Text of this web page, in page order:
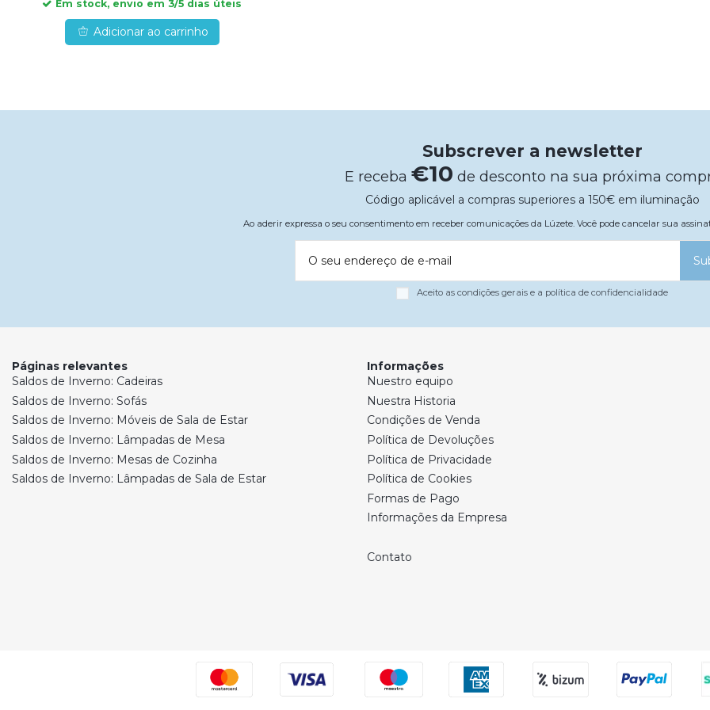
Em stock, envio em 3/5 dias úteis
Adicionar ao carrinho
Subscrever a newsletter
E receba €10 de desconto na sua próxima
Código aplicável a compras superiores a 150€ em iluminação
Ao aderir expressa o seu consentimento em receber comunicações da Lúzete. Você pode cancelar sua
O seu endereço de e-mail
Aceito as condições gerais e a política de confidencialidade
Páginas relevantes
Saldos de Inverno: Cadeiras
Saldos de Inverno: Sofás
Saldos de Inverno: Móveis de Sala de Estar
Saldos de Inverno: Lâmpadas de Mesa
Saldos de Inverno: Mesas de Cozinha
Saldos de Inverno: Lâmpadas de Sala de Estar
Informações
Nuestro equipo
Nuestra Historia
Condições de Venda
Política de Devoluções
Política de Privacidade
Política de Cookies
Formas de Pago
Informações da Empresa
Contato